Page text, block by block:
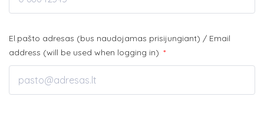
El.pašto adresas (bus naudojamas prisijungiant) / Email
address (will be used when logging in) *